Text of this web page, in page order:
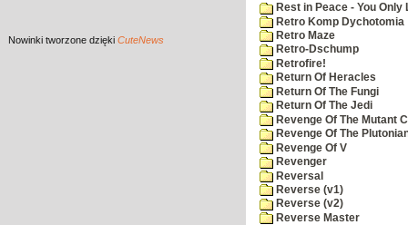
Nowinki tworzone dzięki CuteNews
Rest in Peace - You Only
Retro Komp Dychotomia
Retro Maze
Retro-Dschump
Retrofire!
Return Of Heracles
Return Of The Fungi
Return Of The Jedi
Revenge Of The Mutant
Revenge Of The
Revenge Of V
Revenger
Reversal
Reverse (v1)
Reverse (v2)
Reverse Master